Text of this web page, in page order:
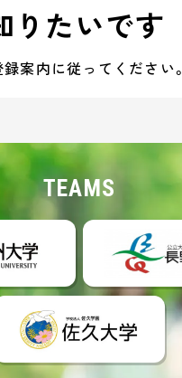
りたいです
案内に従ってください。
TEAMS